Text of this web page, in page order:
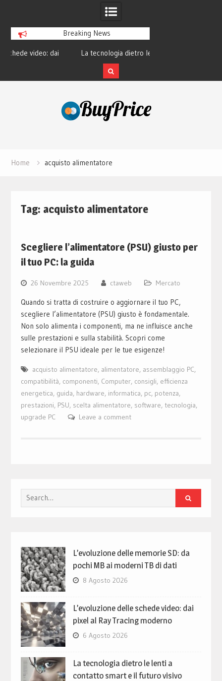
Breaking News
dai
La tecnologia dietro le lenti a contatto
smart e il futuro visivo
Home acquisto alimentatore
Tag: acquisto alimentatore
Scegliere l’alimentatore (PSU) giusto per
il tuo PC: la guida
26 Novembre 2025 ctaweb Mercato
Quando si tratta di costruire o aggiornare il tuo PC,
scegliere l’alimentatore (PSU) giusto è fondamentale.
Non solo alimenta i componenti, ma ne influisce anche
sulle prestazioni e sulla stabilità. Scopri come
selezionare il PSU ideale per le tue esigenze!
acquisto alimentatore, alimentatore, assemblaggio PC,
compatibilità, componenti, Computer, consigli, efficienza
energetica, guida, hardware, informatica, pc, potenza,
prestazioni, PSU, scelta alimentatore, software, tecnologia,
upgrade PC
Leave a comment
Search
for:
L’evoluzione delle memorie SD: da
pochi MB ai moderni TB di dati
8 Agosto 2026
L’evoluzione delle schede video: dai
pixel al Ray Tracing moderno
6 Agosto 2026
La tecnologia dietro le lenti a
contatto smart e il futuro visivo